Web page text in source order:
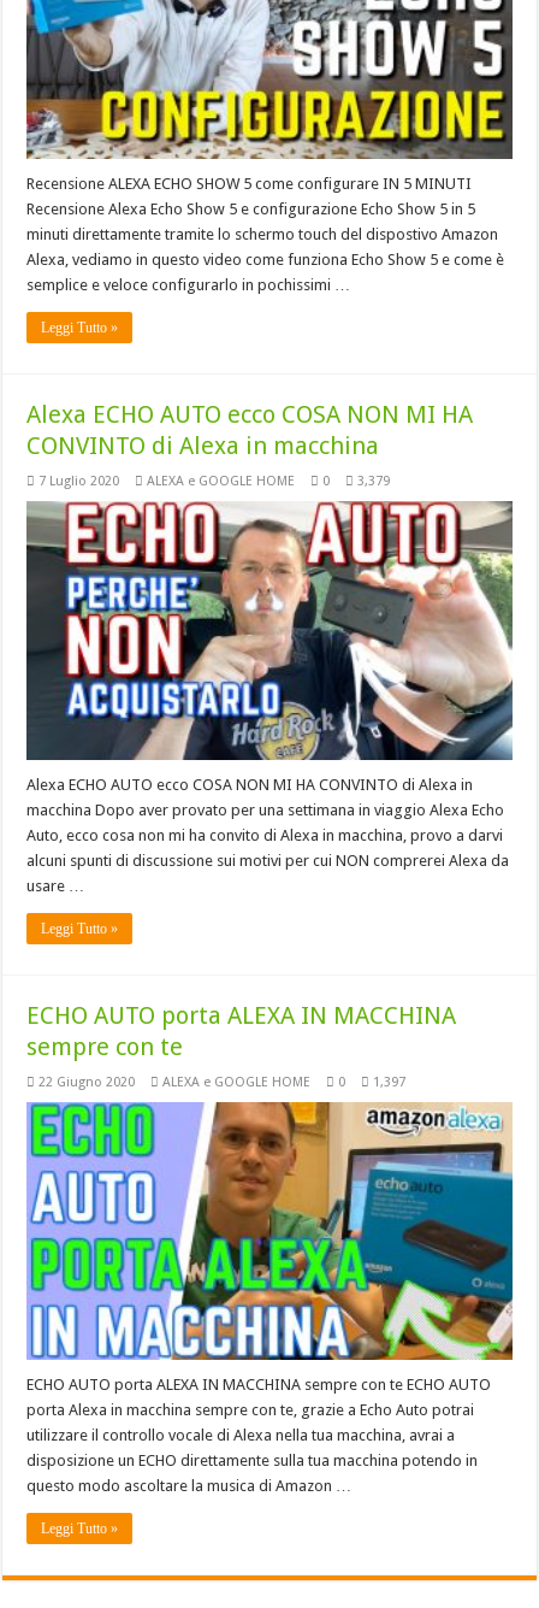
Recensione ALEXA ECHO SHOW 5 come configurare IN 5 MINUTI
Recensione Alexa Echo Show 5 e configurazione Echo Show 5 in 5
minuti direttamente tramite lo schermo touch del dispostivo Amazon
Alexa, vediamo in questo video come funziona Echo Show 5 e come è
semplice e veloce configurarlo in pochissimi …
Leggi Tutto »
Alexa ECHO AUTO ecco COSA NON MI HA
CONVINTO di Alexa in macchina
7 Luglio 2020 ALEXA e GOOGLE HOME 0 3,379
Alexa ECHO AUTO ecco COSA NON MI HA CONVINTO di Alexa in
macchina Dopo aver provato per una settimana in viaggio Alexa Echo
Auto, ecco cosa non mi ha convito di Alexa in macchina, provo a darvi
alcuni spunti di discussione sui motivi per cui NON comprerei Alexa da
usare …
Leggi Tutto »
ECHO AUTO porta ALEXA IN MACCHINA
sempre con te
22 Giugno 2020 ALEXA e GOOGLE HOME 0 1,397
ECHO AUTO porta ALEXA IN MACCHINA sempre con te ECHO AUTO
porta Alexa in macchina sempre con te, grazie a Echo Auto potrai
utilizzare il controllo vocale di Alexa nella tua macchina, avrai a
disposizione un ECHO direttamente sulla tua macchina potendo in
questo modo ascoltare la musica di Amazon …
Leggi Tutto »